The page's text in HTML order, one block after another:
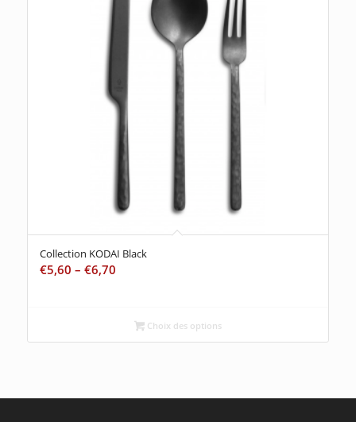
Collection KODAI Black
€5,60 – €6,70
Choix des options